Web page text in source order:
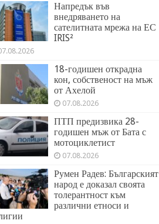
Напредък във
внедряването на
сателитната мрежа на ЕС
IRIS²
18-годишен открадна
кон, собственост на мъж
от Ахелой
07.08.2026
ПТП предизвика 28-
годишен мъж от Бата с
мотоциклетист
07.08.2026
Румен Радев: Българският
народ е доказал своята
толерантност към
различни етноси и